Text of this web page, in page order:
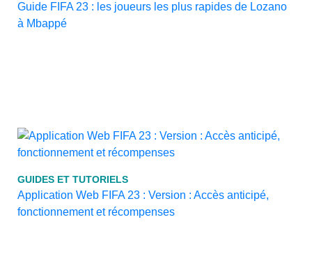
Guide FIFA 23 : les joueurs les plus rapides de Lozano
à Mbappé
GUIDES ET TUTORIELS
Application Web FIFA 23 : Version : Accès anticipé,
fonctionnement et récompenses